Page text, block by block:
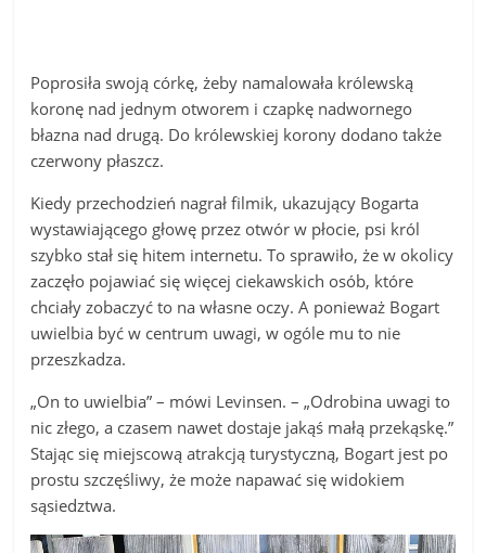
Poprosiła swoją córkę, żeby namalowała królewską
koronę nad jednym otworem i czapkę nadwornego
błazna nad drugą. Do królewskiej korony dodano także
czerwony płaszcz.
Kiedy przechodzień nagrał filmik, ukazujący Bogarta
wystawiającego głowę przez otwór w płocie, psi król
szybko stał się hitem internetu. To sprawiło, że w okolicy
zaczęło pojawiać się więcej ciekawskich osób, które
chciały zobaczyć to na własne oczy. A ponieważ Bogart
uwielbia być w centrum uwagi, w ogóle mu to nie
przeszkadza.
„On to uwielbia” – mówi Levinsen. – „Odrobina uwagi to
nic złego, a czasem nawet dostaje jakąś małą przekąskę.”
Stając się miejscową atrakcją turystyczną, Bogart jest po
prostu szczęśliwy, że może napawać się widokiem
sąsiedztwa.